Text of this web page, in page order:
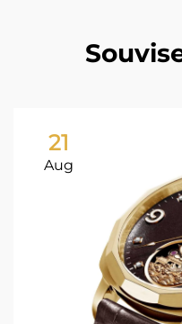
21
Aug